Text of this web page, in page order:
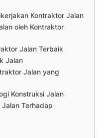
Kontraktor Jalan
oleh Kontraktor
Jalan Terbaik
Jalan
Jalan yang
Konstruksi Jalan
Terhadap